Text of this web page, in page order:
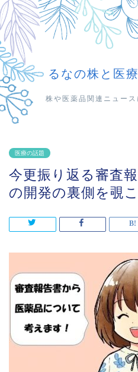
るなの株と医
株や医薬品関連ニュース
医療の話題
今更振り返る審査
の開発の裏側を覗こ